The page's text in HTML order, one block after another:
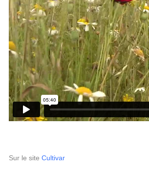
Sur le site Cultivar